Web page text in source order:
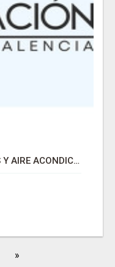
RCV REPARACIÓN CALDERAS Y AIRE ACONDICIONADO VALENCIA
»